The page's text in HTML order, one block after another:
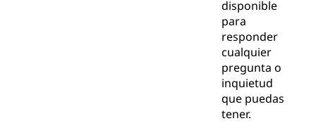
disponible
para
responder
cualquier
pregunta o
inquietud
que puedas
tener.